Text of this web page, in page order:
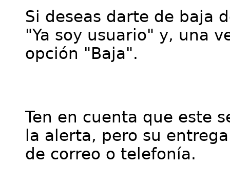
Si deseas darte de baja
"Ya soy usuario" y, una
opción "Baja".
Ten en cuenta que este
la alerta, pero su
de correo o telefonía.